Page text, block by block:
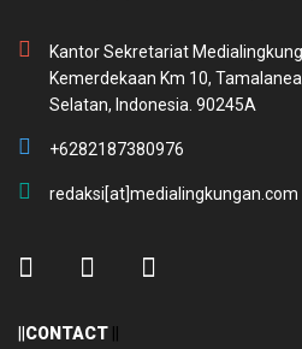
Kantor Sekretariat
Kemerdekaan Km 10,
Selatan, Indonesia. 90245A
+6282187380976
redaksi[at]medialingkungan.com
CONTACT